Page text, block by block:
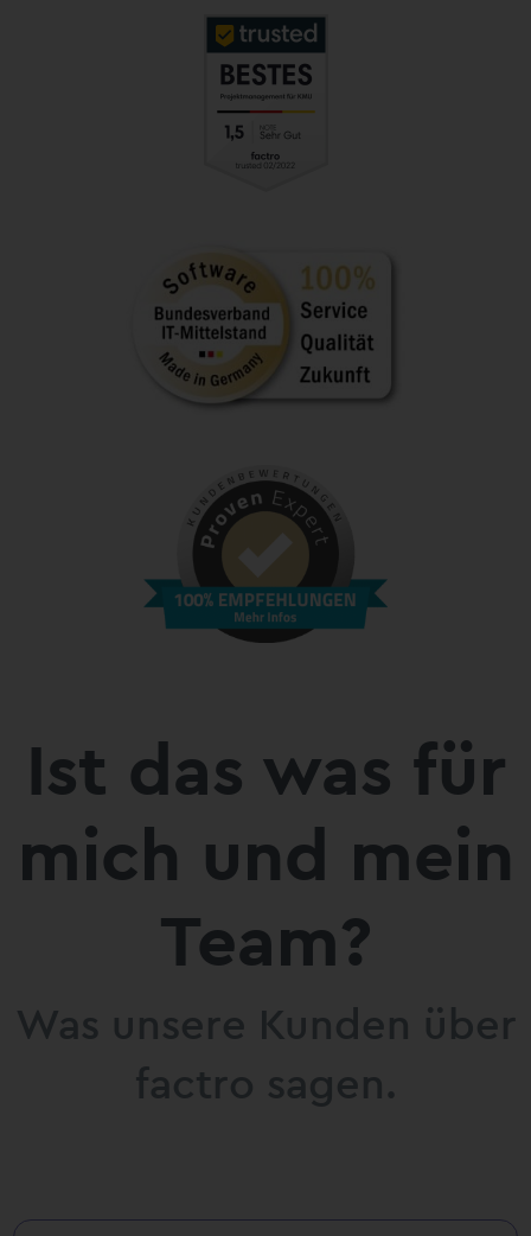
Ist das was für
mich und mein
Team?
Was unsere Kunden über
factro sagen.